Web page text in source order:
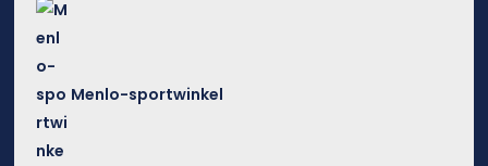
Menlo-sportwinkel